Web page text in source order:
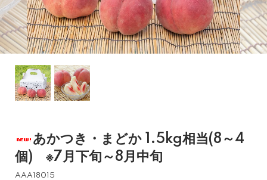
あかつき・まどか 1.5kg相当(8～4
個) ※7月下旬～8月中旬
AAA18015